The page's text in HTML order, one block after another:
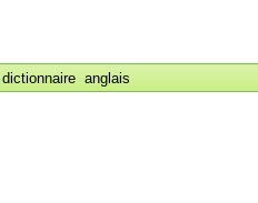
dictionnaire anglais